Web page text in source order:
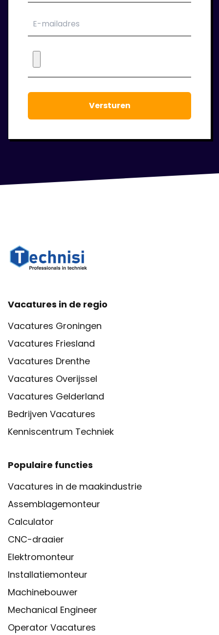
6. Wij blijven klaar staan!
Tijdens de periode dat je bij ons in dienst
bent houden we regelmatig contact. We
staan voor je klaar om jouw werkgeluk voort
Vacatures in de regio
Vacatures Groningen
Vacatures Friesland
Vacatures Drenthe
Vacatures Overijssel
Vacatures Gelderland
Bedrijven Vacatures
Kenniscentrum Techniek
Populaire functies
Vacatures in de maakindustrie
Assemblagemonteur
Calculator
CNC-draaier
Elektromonteur
Installatiemonteur
Machinebouwer
Mechanical Engineer
Operator Vacatures